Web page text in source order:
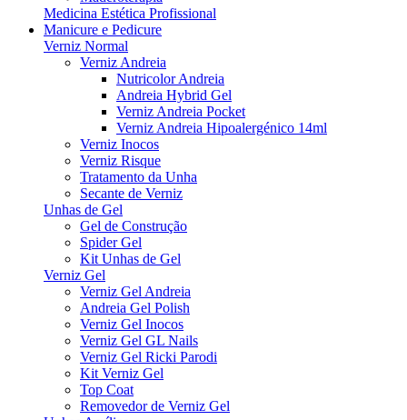
Medicina Estética Profissional
Manicure e Pedicure
Verniz Normal
Verniz Andreia
Nutricolor Andreia
Andreia Hybrid Gel
Verniz Andreia Pocket
Verniz Andreia Hipoalergénico 14ml
Verniz Inocos
Verniz Risque
Tratamento da Unha
Secante de Verniz
Unhas de Gel
Gel de Construção
Spider Gel
Kit Unhas de Gel
Verniz Gel
Verniz Gel Andreia
Andreia Gel Polish
Verniz Gel Inocos
Verniz Gel GL Nails
Verniz Gel Ricki Parodi
Kit Verniz Gel
Top Coat
Removedor de Verniz Gel